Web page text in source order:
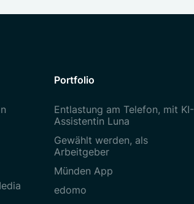
Portfolio
Entlastung am Telefon, mit KI-
Assistentin Luna
Gewählt werden, als
Arbeitgeber
Münden App
edomo